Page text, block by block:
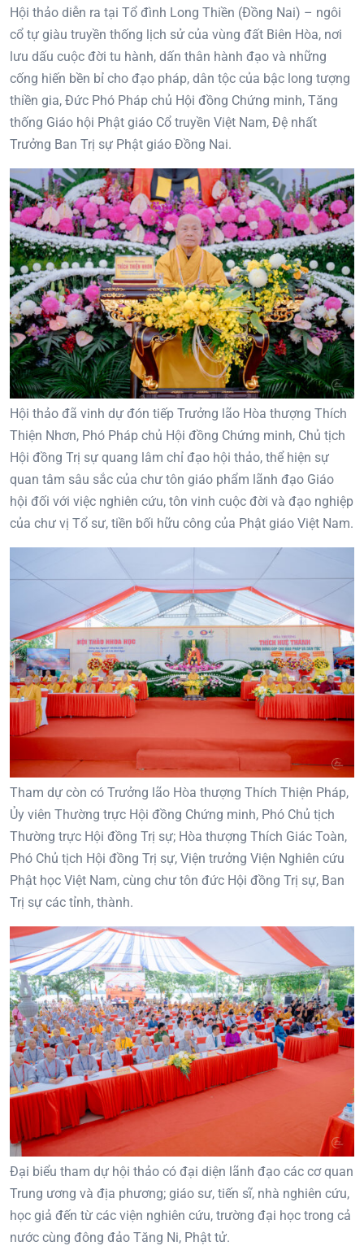
Hội thảo diễn ra tại Tổ đình Long Thiền (Đồng Nai) – ngôi
cổ tự giàu truyền thống lịch sử của vùng đất Biên Hòa, nơi
lưu dấu cuộc đời tu hành, dấn thân hành đạo và những
cống hiến bền bỉ cho đạo pháp, dân tộc của bậc long tượng
thiền gia, Đức Phó Pháp chủ Hội đồng Chứng minh, Tăng
thống Giáo hội Phật giáo Cổ truyền Việt Nam, Đệ nhất
Trưởng Ban Trị sự Phật giáo Đồng Nai.
Hội thảo đã vinh dự đón tiếp Trưởng lão Hòa thượng Thích
Thiện Nhơn, Phó Pháp chủ Hội đồng Chứng minh, Chủ tịch
Hội đồng Trị sự quang lâm chỉ đạo hội thảo, thể hiện sự
quan tâm sâu sắc của chư tôn giáo phẩm lãnh đạo Giáo
hội đối với việc nghiên cứu, tôn vinh cuộc đời và đạo nghiệp
của chư vị Tổ sư, tiền bối hữu công của Phật giáo Việt Nam.
Tham dự còn có Trưởng lão Hòa thượng Thích Thiện Pháp,
Ủy viên Thường trực Hội đồng Chứng minh, Phó Chủ tịch
Thường trực Hội đồng Trị sự; Hòa thượng Thích Giác Toàn,
Phó Chủ tịch Hội đồng Trị sự, Viện trưởng Viện Nghiên cứu
Phật học Việt Nam, cùng chư tôn đức Hội đồng Trị sự, Ban
Trị sự các tỉnh, thành.
Đại biểu tham dự hội thảo có đại diện lãnh đạo các cơ quan
Trung ương và địa phương; giáo sư, tiến sĩ, nhà nghiên cứu,
học giả đến từ các viện nghiên cứu, trường đại học trong cả
nước cùng đông đảo Tăng Ni, Phật tử.